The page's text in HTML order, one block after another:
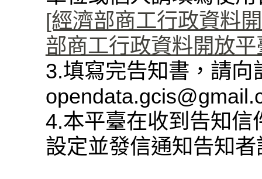
[經濟部商工行政資料
部商工行政資料開放
3.填寫完告知書，請
4.本平臺在收到告知信
設定並發信通知告知